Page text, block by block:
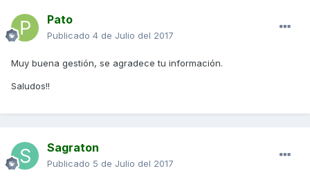
Pato
Publicado 4 de Julio del 2017
Muy buena gestión, se agradece tu información.
Saludos!!
Sagraton
Publicado 5 de Julio del 2017